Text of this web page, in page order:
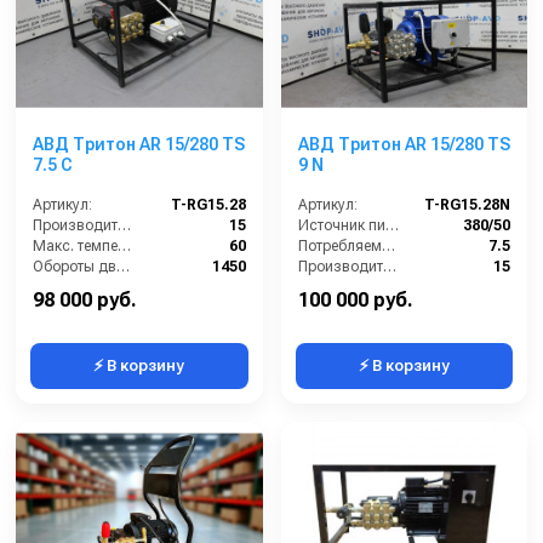
АВД Тритон AR 15/280 TS
7.5 C
Артикул:
T-RG15.28
Производительность (л/мин):
15
Макс. температура воды на входе (°C):
60
Обороты двигателя (об/мин):
1450
Габариты (ДхШхВ):
98 000 руб.
⚡ В корзину
АВД Тритон AR 15/280 TS
9 N
Артикул:
T-RG15.28N
Источник питания (~/В/Гц):
380/50
Потребляемая мощность (кВт):
7.5
Производительность (л/мин):
15
100 000 руб.
⚡ В корзину